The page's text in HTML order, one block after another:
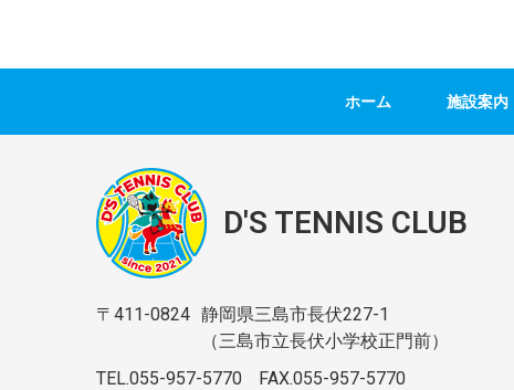
ホーム 施設案内
D'S TENNIS CLUB
〒411-0824 静岡県三島市長伏227-1
（三島市立長伏小学校正門前）
TEL.055-957-5770
FAX.055-957-5770